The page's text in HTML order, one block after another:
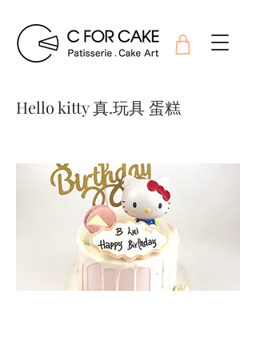
Hello kitty 真.玩具 蛋糕